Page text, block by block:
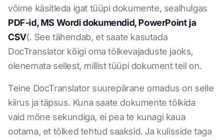
võime käsitleda igat tüüpi dokumente, sealhulgas
PDF-id, MS Wordi dokumendid, PowerPoint ja
CSV(. See tähendab, et saate kasutada
DocTranslator kõigi oma tõlkevajaduste jaoks,
olenemata sellest, millist tüüpi dokument teil on.
Teine DocTranslator suurepärane omadus on selle
kiirus ja täpsus. Kuna saate dokumente tõlkida
vaid mõne sekundiga, ei pea te kunagi kaua
ootama, et tõlked tehtud saaksid. Ja kulisside taga